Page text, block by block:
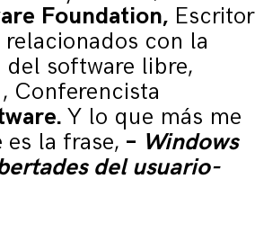
Foundation, Escritor
con la
software libre,
Conferencista
Y lo que más me
es la frase, – Windows
del usuario-